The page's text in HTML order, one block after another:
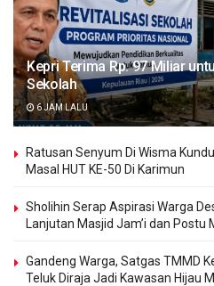
Kepri Terima Rp. 97 Miliar
Sekolah
6 JAM LALU
Ratusan Senyum Di Wisma
Masal HUT KE-50 Di Karimun
Sholihin Serap Aspirasi Warga
Lanjutan Masjid Jam’i dan Postu
Gandeng Warga, Satgas TMMD
Teluk Diraja Jadi Kawasan Hijau